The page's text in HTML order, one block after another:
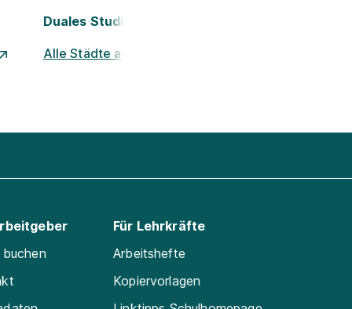
Duales Studium Nürnberg
Alle Städte ansehen
Für Lehrkräfte
Arbeitshefte
Kopiervorlagen